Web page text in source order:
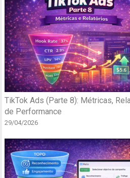
TikTok Ads (Parte 8): Métricas,
de Performance
29/04/2026